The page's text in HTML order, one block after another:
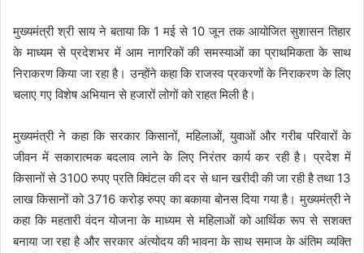
मुख्यमंत्री श्री साय ने बताया कि 1 मई से 10 जून तक आयोजित सुशासन तिहार
के माध्यम से प्रदेशभर में आम नागरिकों की समस्याओं का प्राथमिकता के साथ
निराकरण किया जा रहा है। उन्होंने कहा कि राजस्व प्रकरणों के निराकरण के लिए
चलाए गए विशेष अभियान से हजारों लोगों को राहत मिली है।
मुख्यमंत्री ने कहा कि सरकार किसानों, महिलाओं, युवाओं और गरीब परिवारों के
जीवन में सकारात्मक बदलाव लाने के लिए निरंतर कार्य कर रही है। प्रदेश में
किसानों से 3100 रुपए प्रति क्विंटल की दर से धान खरीदी की जा रही है तथा 13
लाख किसानों को 3716 करोड़ रुपए का बकाया बोनस दिया गया है। मुख्यमंत्री ने
कहा कि महतारी वंदन योजना के माध्यम से महिलाओं को आर्थिक रूप से सशक्त
बनाया जा रहा है और सरकार अंत्योदय की भावना के साथ समाज के अंतिम व्यक्ति